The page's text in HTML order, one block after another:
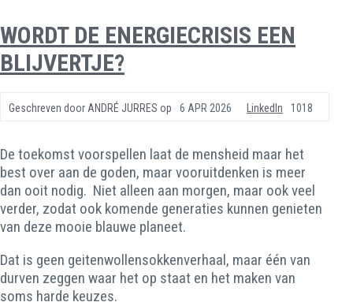
WORDT DE ENERGIECRISIS EEN
BLIJVERTJE?
Geschreven door ANDRÉ JURRES op 6 APR 2026 1018
LinkedIn
De toekomst voorspellen laat de mensheid maar het
best over aan de goden, maar vooruitdenken is meer
dan ooit nodig. Niet alleen aan morgen, maar ook veel
verder, zodat ook komende generaties kunnen genieten
van deze mooie blauwe planeet.
Dat is geen geitenwollensokkenverhaal, maar één van
durven zeggen waar het op staat en het maken van
soms harde keuzes.